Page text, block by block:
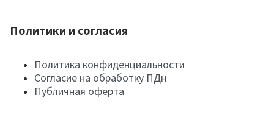
Политики и согласия
Политика конфиденциальности
Согласие на обработку ПДн
Публичная оферта